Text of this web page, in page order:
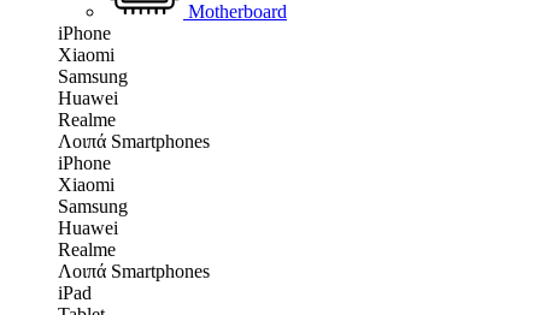
Motherboard
iPhone
Xiaomi
Samsung
Huawei
Realme
Λοιπά Smartphones
iPhone
Xiaomi
Samsung
Huawei
Realme
Λοιπά Smartphones
iPad